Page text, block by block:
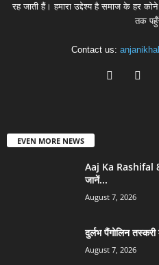
रह जाती हैं। हमारा उद्देश्य है समाज के हर
तक
Contact us:
EVEN MORE NEWS
Aaj Ka Rashifal
जानें...
August 7, 2026
दुर्लभ पैंगोलिन
August 7, 2026